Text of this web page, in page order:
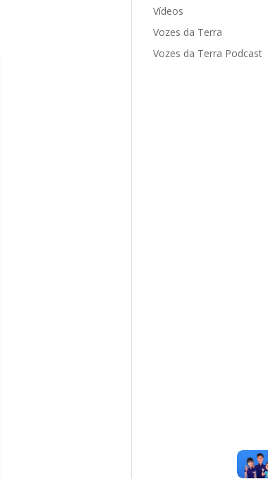
Vídeos
Vozes da Terra
Vozes da Terra Podcast